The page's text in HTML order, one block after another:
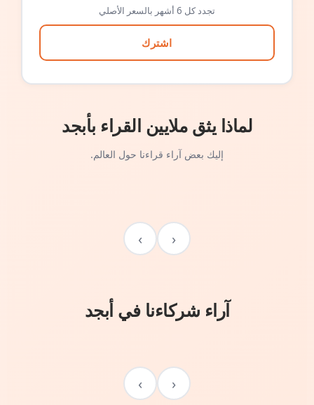
تجدد كل 6 أشهر بالسعر الأصلي
اشترك
لماذا يثق ملايين القراء بأبجد
إليك بعض آراء قراءنا حول العالم.
‹
›
آراء شركاءنا في أبجد
‹
›